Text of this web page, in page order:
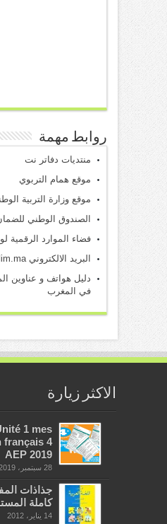
روابط مهمة
منتديات دفاتر نت
موقع همام التربوي
موقع وزارة التربية
الصندوق الوطني
فضاء الموارد الرقمية
البريد الالكتروني taalim.ma
دليل هواتف و عناوين
في المغرب
الاكثر زيارة
1 mes
français 4
AEP 2019
28 سبتمبر، 2019
جذاذات
كاملة
14 يناير، 2012